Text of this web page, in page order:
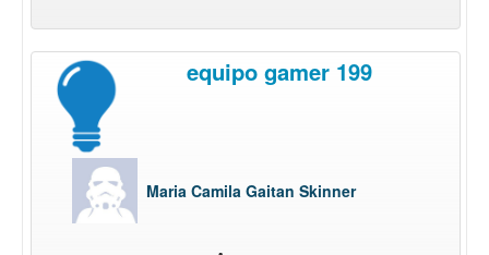
equipo gamer 199
Maria Camila Gaitan Skinner